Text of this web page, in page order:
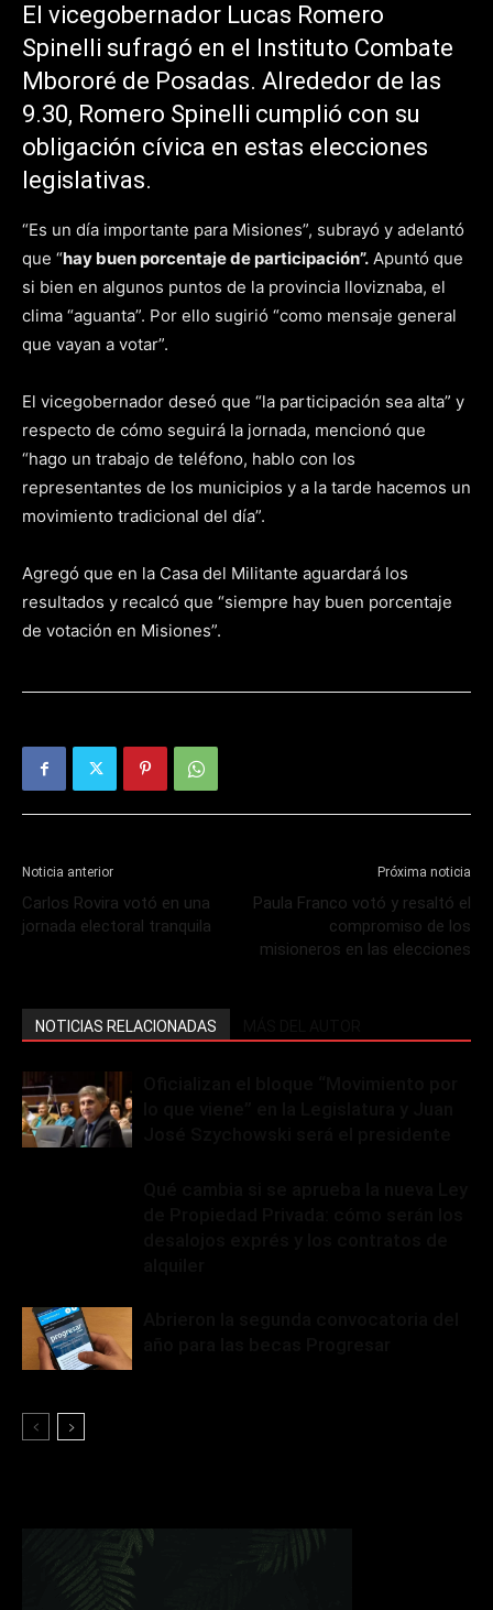
El vicegobernador Lucas Romero
Spinelli sufragó en el Instituto Combate
Mbororé de Posadas. Alrededor de las
9.30, Romero Spinelli cumplió con su
obligación cívica en estas elecciones
legislativas.
“Es un día importante para Misiones”, subrayó y adelantó
que “hay buen porcentaje de participación”. Apuntó que
si bien en algunos puntos de la provincia lloviznaba, el
clima “aguanta”. Por ello sugirió “como mensaje general
que vayan a votar”.
El vicegobernador deseó que “la participación sea alta” y
respecto de cómo seguirá la jornada, mencionó que
“hago un trabajo de teléfono, hablo con los
representantes de los municipios y a la tarde hacemos un
movimiento tradicional del día”.
Agregó que en la Casa del Militante aguardará los
resultados y recalcó que “siempre hay buen porcentaje
de votación en Misiones”.
Noticia anterior
Carlos Rovira votó en una
jornada electoral tranquila
Próxima noticia
Paula Franco votó y resaltó el
compromiso de los
misioneros en las elecciones
NOTICIAS RELACIONADAS